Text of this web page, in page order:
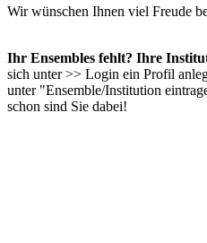
Wir wünschen Ihnen viel Freude
Ihr Ensembles fehlt? Ihre
sich unter >> Login ein Profil
unter "Ensemble/Institution
schon sind Sie dabei!